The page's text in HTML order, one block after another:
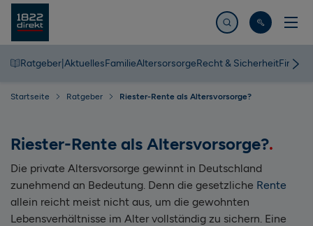
Jetzt suchen
Ratgeber AktuellesFamilieAltersorsorgeRecht & Sicherheit
Startseite Ratgeber Riester-Rente als Altersvorsorge?
Riester-Rente als Altersvorsorge?
Die private Altersvorsorge gewinnt in Deutschland
zunehmend an Bedeutung. Denn die gesetzliche Rente
allein reicht meist nicht aus, um die gewohnten
Lebensverhältnisse im Alter vollständig zu sichern. Eine